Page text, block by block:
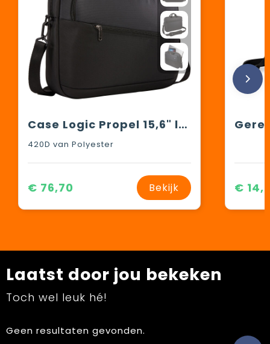
Case Logic Propel 15,6" laptoptas
420D van Polyester
€ 76,70 Bekijk €
Laatst door jou bekeken
Toch wel leuk hé!
Geen resultaten gevonden.